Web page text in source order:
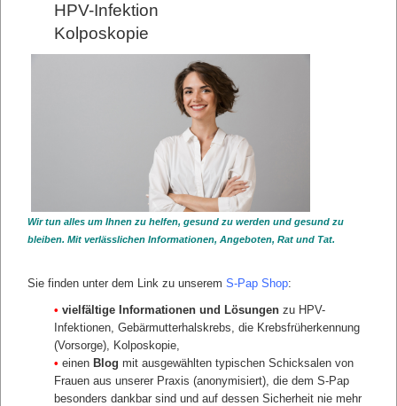
einer wissenschaftlichen Studie 20% Sensitivität
ermittelt!
Sehen Sie selbst ...
HPV-Infektion
Kolposkopie
Wir tun alles um Ihnen zu helfen, gesund zu werden und gesund zu
bleiben. Mit verlässlichen Informationen, Angeboten, Rat und Tat.
Sie finden unter dem Link zu unserem S-Pap Shop:
• vielfältige Informationen und Lösungen zu HPV-
Infektionen, Gebärmutterhalskrebs, die Krebsfrüherkennung
(Vorsorge), Kolposkopie,
• einen Blog mit ausgewählten typischen Schicksalen von
Frauen aus unserer Praxis (anonymisiert), die dem S-Pap
besonders dankbar sind und auf dessen Sicherheit nie mehr